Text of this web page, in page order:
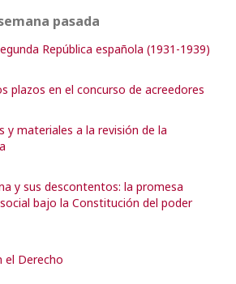
pasada
República española (1931-1939)
plazos en el concurso de acreedores
y materiales a la revisión de la
y sus descontentos: la promesa
bajo la Constitución del poder
el Derecho